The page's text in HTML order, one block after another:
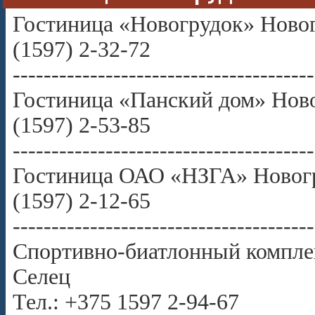
Гостиница «Новогрудок»
(1597) 2-32-72
Гостиница «Панский дом»
(1597) 2-53-85
Гостиница ОАО «НЗГА»
(1597) 2-12-65
Спортивно-биатлонный
Селец
Тел.: +375 1597 2-94-67